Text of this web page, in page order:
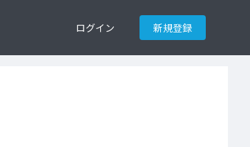
ログイン 新規登録